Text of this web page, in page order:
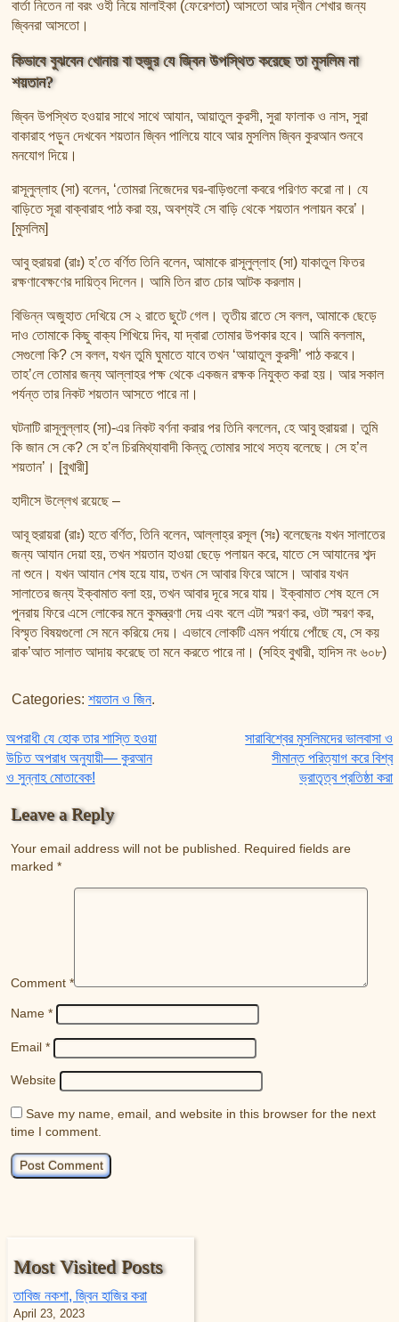
বার্তা নিতেন না বরং ওহী নিয়ে মালাইকা (ফেরেশতা) আসতো আর দ্বীন শেখার জন্য
জ্বিনরা আসতো।
কিভাবে বুঝবেন খোনার বা হুজুর যে জ্বিন উপস্থিত করেছে তা মুসলিম না
শয়তান?
জ্বিন উপস্থিত হওয়ার সাথে সাথে আযান, আয়াতুল কুরসী, সুরা ফালাক ও নাস, সুরা
বাকারাহ পড়ুন দেখবেন শয়তান জ্বিন পালিয়ে যাবে আর মুসলিম জ্বিন কুরআন শুনবে
মনযোগ দিয়ে।
রাসূলুল্লাহ (সা) বলেন, ‘তোমরা নিজেদের ঘর-বাড়িগুলো কবরে পরিণত করো না। যে
বাড়িতে সূরা বাক্বারাহ পাঠ করা হয়, অবশ্যই সে বাড়ি থেকে শয়তান পলায়ন করে’।
[মুসলিম]
আবু হুরায়রা (রাঃ) হ’তে বর্ণিত তিনি বলেন, আমাকে রাসূলুল্লাহ (সা) যাকাতুল ফিতর
রক্ষণাবেক্ষণের দায়িত্ব দিলেন। আমি তিন রাত চোর আটক করলাম।
বিভিন্ন অজুহাত দেখিয়ে সে ২ রাতে ছুটে গেল। তৃতীয় রাতে সে বলল, আমাকে ছেড়ে
দাও তোমাকে কিছু বাক্য শিখিয়ে দিব, যা দ্বারা তোমার উপকার হবে। আমি বললাম,
সেগুলো কি? সে বলল, যখন তুমি ঘুমাতে যাবে তখন ‘আয়াতুল কুরসী’ পাঠ করবে।
তাহ’লে তোমার জন্য আল্লাহর পক্ষ থেকে একজন রক্ষক নিযুক্ত করা হয়। আর সকাল
পর্যন্ত তার নিকট শয়তান আসতে পারে না।
ঘটনাটি রাসূলুল্লাহ (সা)-এর নিকট বর্ণনা করার পর তিনি বললেন, হে আবু হুরায়রা। তুমি
কি জান সে কে? সে হ’ল চিরমিথ্যাবাদী কিন্তু তোমার সাথে সত্য বলেছে। সে হ’ল
শয়তান’। [বুখারী]
হাদীসে উল্লেখ রয়েছে –
আবূ হুরায়রা (রাঃ) হতে বর্ণিত, তিনি বলেন, আল্লাহ্‌র রসূল (সঃ) বলেছেনঃ যখন সালাতের
জন্য আযান দেয়া হয়, তখন শয়তান হাওয়া ছেড়ে পলায়ন করে, যাতে সে আযানের শব্দ
না শুনে। যখন আযান শেষ হয়ে যায়, তখন সে আবার ফিরে আসে। আবার যখন
সালাতের জন্য ইক্বামাত বলা হয়, তখন আবার দূরে সরে যায়। ইক্বামাত শেষ হলে সে
পুনরায় ফিরে এসে লোকের মনে কুমন্ত্রণা দেয় এবং বলে এটা স্মরণ কর, ওটা স্মরণ কর,
বিস্মৃত বিষয়গুলো সে মনে করিয়ে দেয়। এভাবে লোকটি এমন পর্যায়ে পোঁছে যে, সে কয়
রাক’আত সালাত আদায় করেছে তা মনে করতে পারে না। (সহিহ বুখারী, হাদিস নং ৬০৮)
Categories: শয়তান ও জিন.
Post navigation
অপরাধী যে হোক তার শাস্তি হওয়া
উচিত অপরাধ অনুযায়ী— কুরআন
ও সুন্নাহ মোতাবেক!
সারাবিশ্বের মুসলিমদের ভালবাসা ও
সীমান্ত পরিত্যাগ করে বিশ্ব
ভ্রাতৃত্ব প্রতিষ্ঠা করা
Leave a Reply
Your email address will not be published.
Required fields are
marked*
Comment*
Name*
Email*
Website
Save my name, email, and website in this browser for the next
time I comment.
Most Visited Posts
তাবিজ নকশা, জ্বিন হাজির করা
April 23, 2023